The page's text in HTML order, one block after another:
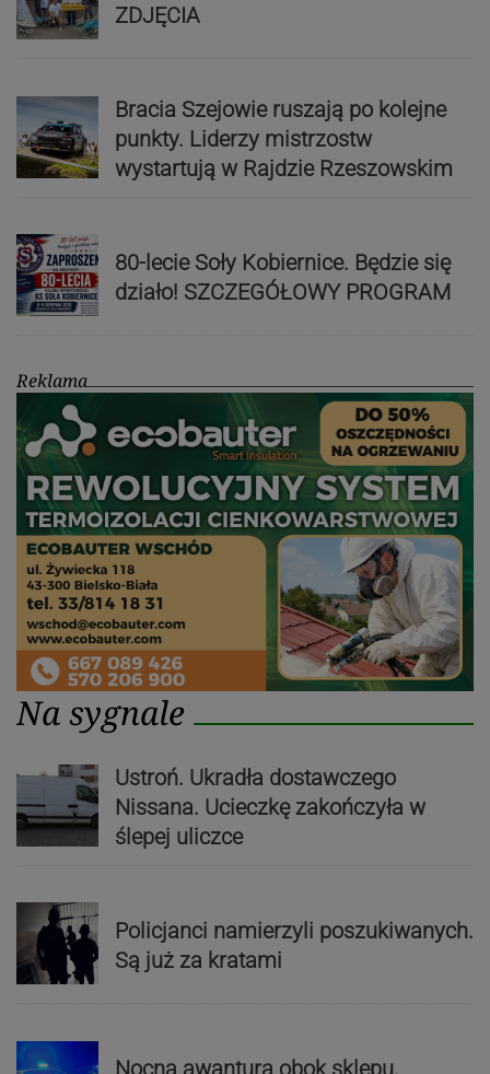
ZDJĘCIA
Bracia Szejowie ruszają po kolejne
punkty. Liderzy mistrzostw
wystartują w Rajdzie Rzeszowskim
80-lecie Soły Kobiernice. Będzie się
działo! SZCZEGÓŁOWY PROGRAM
Reklama
Na sygnale
Ustroń. Ukradła dostawczego
Nissana. Ucieczkę zakończyła w
ślepej uliczce
Policjanci namierzyli poszukiwanych.
Są już za kratami
Nocna awantura obok sklepu.